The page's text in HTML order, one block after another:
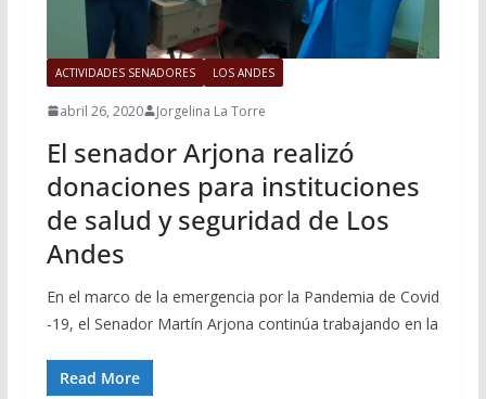
ACTIVIDADES SENADORES LOS ANDES
abril 26, 2020 Jorgelina La Torre
El senador Arjona realizó
donaciones para instituciones
de salud y seguridad de Los
Andes
En el marco de la emergencia por la Pandemia de Covid
-19, el Senador Martín Arjona continúa trabajando en la
Read More